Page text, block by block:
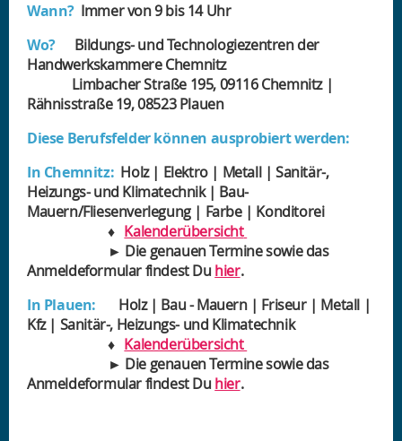
Wann? Immer von 9 bis 14 Uhr
Wo?Bildungs- und Technologiezentren der
Handwerkskammere Chemnitz
Limbacher Straße 195, 09116 Chemnitz |
Rähnisstraße 19, 08523 Plauen
Diese Berufsfelder können ausprobiert werden:
In Chemnitz: Holz | Elektro | Metall | Sanitär-,
Heizungs- und Klimatechnik | Bau-
Mauern/Fliesenverlegung | Farbe | Konditorei
♦ Kalenderübersicht
► Die genauen Termine sowie das
Anmeldeformular findest Du hier.
In Plauen: Holz | Bau - Mauern | Friseur | Metall |
Kfz | Sanitär-, Heizungs- und Klimatechnik
♦ Kalenderübersicht
► Die genauen Termine sowie das
Anmeldeformular findest Du hier.